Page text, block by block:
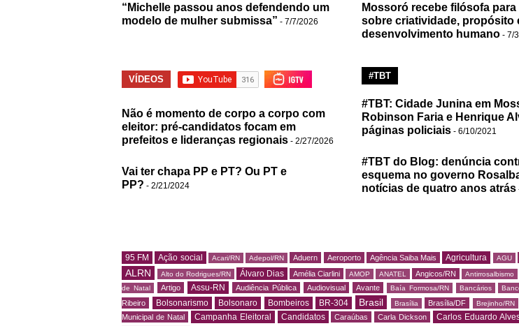
“Michelle passou anos defendendo um
modelo de mulher submissa” - 7/7/2026
Mossoró recebe filósofa
sobre criatividade, propósito
desenvolvimento humano - 7/
VÍDEOS
Não é momento de corpo a corpo com
eleitor: pré-candidatos focam em
prefeitos e lideranças regionais - 2/27/2026
Vai ter chapa PP e PT? Ou PT e
PP? - 2/21/2024
#TBT
#TBT: Cidade Junina em
Robinson Faria e Henrique
páginas policiais - 6/10/2021
#TBT do Blog: denúncia
esquema no governo
notícias de quatro anos atrás
95 FM Ação social Acari/RN Adepol/RN Aduern Aeroporto Agência Saiba Mais Agricultura AGU
ALRN
Alto do Rodrigues/RN Álvaro Dias Amélia Ciarlini AMOP ANATEL Angicos/RN Antirrosalbismo
de Natal
Artigo Assu-RN Audiência Pública Audiovisual Avante Baía Formosa/RN Bancários
Ribeiro
Bolsonarismo Bolsonaro Bombeiros BR-304 Brasil Brasília Brasília/DF Brejinho/RN
Municipal de Natal
Campanha Eleitoral Candidatos Caraúbas Carla Dickson Carlos Eduardo